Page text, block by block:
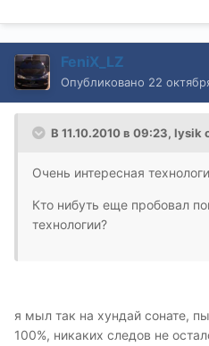
FeniX_LZ
Опубликовано 22
В 11.10.2010 в 09:23, lysik
Очень интересная
Кто нибуть еще пробовал
технологии?
я мыл так на хундай сонате,
100%, никаких следов не